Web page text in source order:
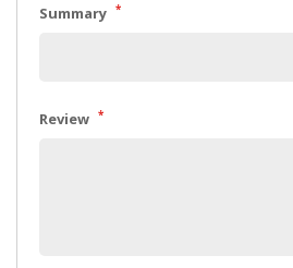
Summary *
Review *